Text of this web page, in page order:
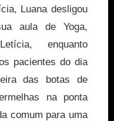
Luana desligou
aula de Yoga,
enquanto
pacientes do dia
das botas de
na ponta
comum para uma